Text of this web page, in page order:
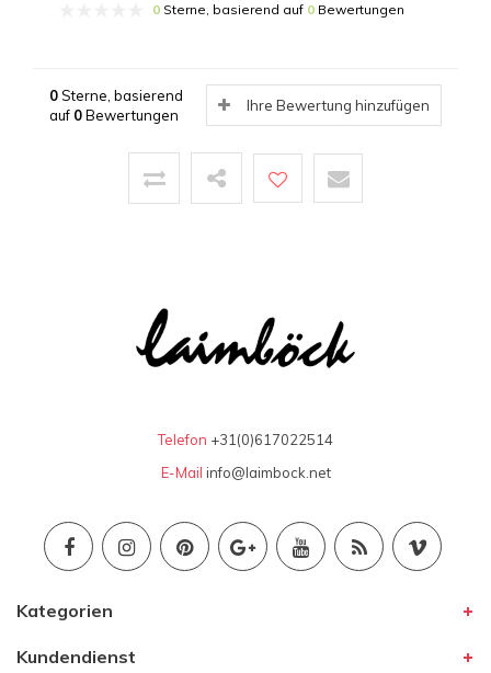
0 Sterne, basierend auf 0 Bewertungen
0Sterne, basierend
auf 0Bewertungen
Ihre Bewertung hinzufügen
Telefon +31(0)617022514
E-Mail info@laimbock.net
Kategorien
Kundendienst